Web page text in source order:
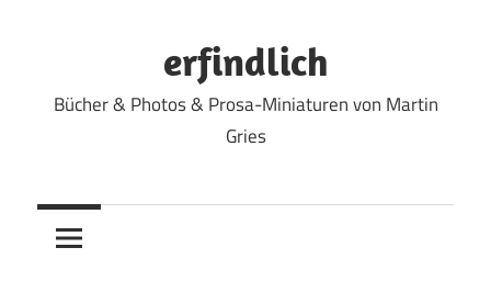
erfindlich
Bücher & Photos & Prosa-Miniaturen von Martin
Gries